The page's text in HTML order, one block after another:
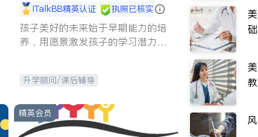
iTalkBB精英认证 执照已核实
孩子美好的未来始于早期能力的培
养，用愿景激发孩子的学习潜力和
升学顾问/课后辅导
精英会员
础